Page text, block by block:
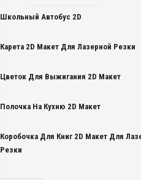
Школьный Автобус 2D
Карета 2D Макет Для Лазерной Резки
Цветок Для Выжигания 2D Макет
Полочка На Кухню 2D Макет
Коробочка Для Книг 2D Макет Для
Резки